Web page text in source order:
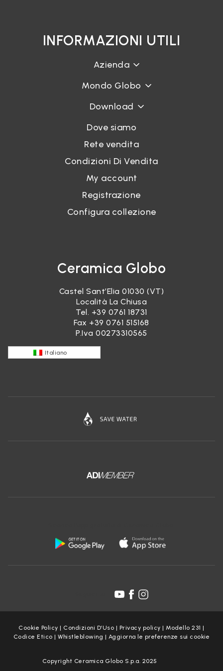
INFORMAZIONI UTILI
Azienda
Mondo Globo
Download
Dove siamo
Rete vendita
Condizioni Di Vendita
My account
Registrazione
Configura collezione
Ceramica Globo
Castel Sant’Elia 01030 (VT)
Località La Chiusa
Tel. +39 0761 18731
Fax +39 0761 515168
P.Iva 00273310565
Italiano
Cookie Policy | Condizioni D’Uso | Privacy policy |Modello 231 |
Codice Etico |Whistleblowing | Aggiorna le preferenze sui cookie
Copyright Ceramica Globo S.p.a. 2025